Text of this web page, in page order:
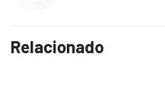
Relacionado